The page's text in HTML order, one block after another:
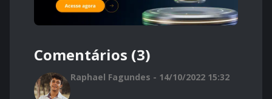
Comentários (3)
Raphael Fagundes - 14/10/2022 15:32